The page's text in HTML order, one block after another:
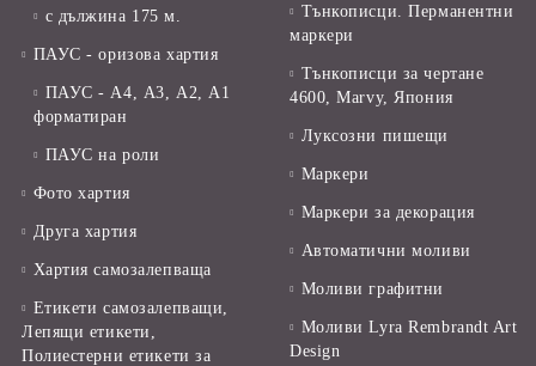
с дължина 175 м.
ПАУС - оризова хартия
ПАУС - А4, А3, А2, А1
форматиран
ПАУС на роли
Фото хартия
Друга хартия
Хартия самозалепваща
Етикети самозалепващи,
Лепящи етикети,
Полиестерни етикети за
Тънкописци. Перманентни
маркери
Тънкописци за чертане
4600, Marvy, Япония
Луксозни пишещи
Маркери
Маркери за декорация
Автоматични моливи
Моливи графитни
Моливи Lyra Rembrandt Art
Design